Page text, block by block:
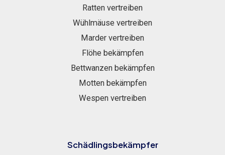
Ratten vertreiben
Wühlmäuse vertreiben
Marder vertreiben
Flöhe bekämpfen
Bettwanzen bekämpfen
Motten bekämpfen
Wespen vertreiben
Schädlingsbekämpfer